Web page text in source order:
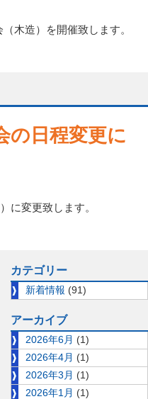
木造）を開催致します。
日程変更に
に変更致します。
カテゴリー
新着情報 (91)
アーカイブ
2026年6月 (1)
2026年4月 (1)
2026年3月 (1)
2026年1月 (1)